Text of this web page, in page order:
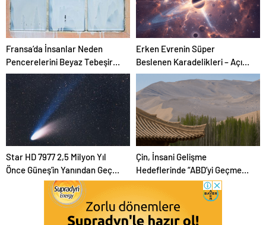
İlişkilerini Değiştiriyor Gibi
Görünüyorlar
Fransa’da İnsanlar Neden
Pencerelerini Beyaz Tebeşirle
Boyuyor?
Erken Evrenin Süper
Beslenen Karadelikleri – Açık
Bilim
Star HD 7977 2,5 Milyon Yıl
Önce Güneş’in Yanından Geçti
Ve Bugün Hala Kuyruklu
Yıldızlardaki Rahatsızlığı
Çin, İnsani Gelişme
Hedeflerinde “ABD’yi Geçme
Yolunda”